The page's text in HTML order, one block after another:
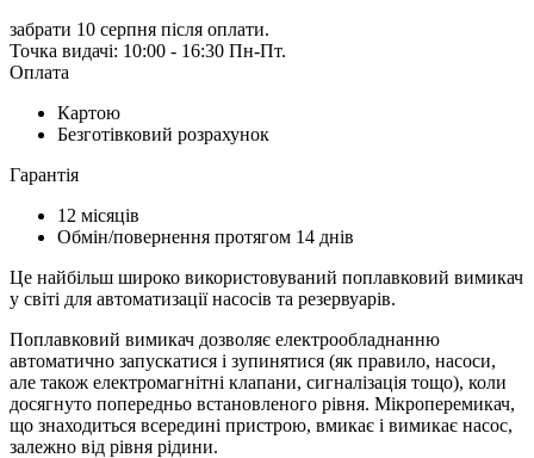
забрати 10 серпня після оплати.
Точка видачі: 10:00 - 16:30 Пн-Пт.
Оплата
Картою
Безготівковий розрахунок
Гарантія
12 місяців
Обмін/повернення протягом 14 днів
Це найбільш широко використовуваний поплавковий вимикач
у світі для автоматизації насосів та резервуарів.
Поплавковий вимикач дозволяє електрообладнанню
автоматично запускатися і зупинятися (як правило, насоси,
але також електромагнітні клапани, сигналізація тощо), коли
досягнуто попередньо встановленого рівня. Мікроперемикач,
що знаходиться всередині пристрою, вмикає і вимикає насос,
залежно від рівня рідини.